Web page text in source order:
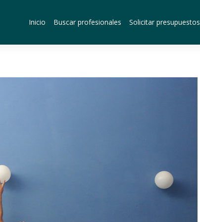
Inicio Buscar profesionales Solicitar presupuestos